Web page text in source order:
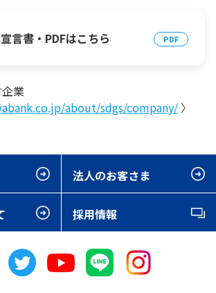
言書・PDFはこちら
企業
about/sdgs/company/ 〉
法人のお客さま
採用情報